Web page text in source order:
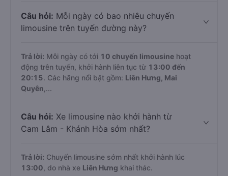
Câu hỏi: Mỗi ngày có bao nhiêu chuyến
limousine trên tuyến đường này?
Trả lời: Mỗi ngày có tới 10 chuyến limousine hoạt
động trên tuyến, khởi hành liên tục từ 13:00 đến
20:15. Các hãng nổi bật gồm: Liên Hưng, Mai
Quyên ,...
Câu hỏi: Xe limousine nào khởi hành từ
Cam Lâm - Khánh Hòa sớm nhất?
Trả lời: Chuyến limousine sớm nhất khởi hành lúc
13:00 , do nhà xe Liên Hưng khai thác.